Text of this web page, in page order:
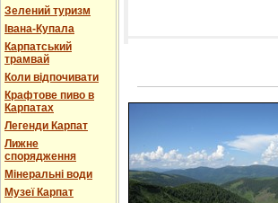
Зелений туризм
Івана-Купала
Карпатський
трамвай
Коли відпочивати
Крафтове пиво в
Карпатах
Легенди Карпат
Лижне
спорядження
Мінеральні води
Музеї Карпат
Лічільник відвідувачів